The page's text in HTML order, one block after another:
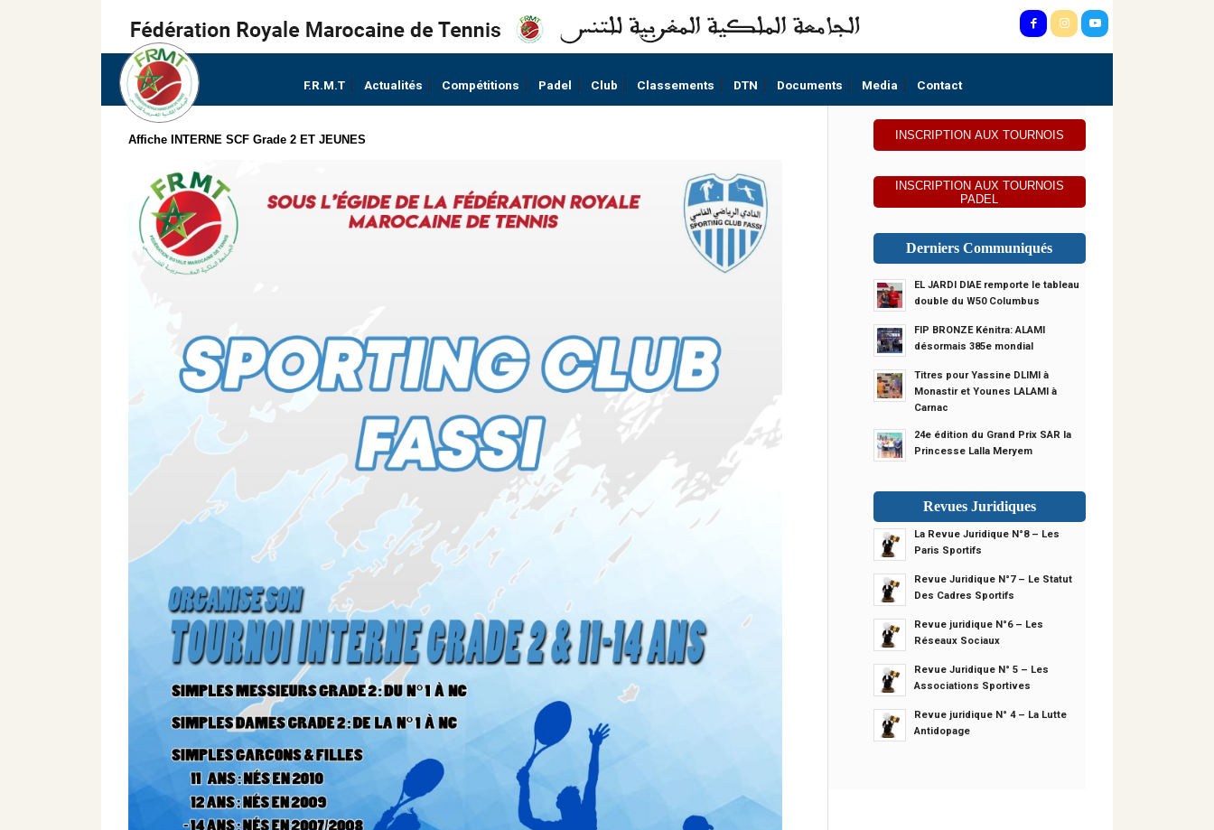
F.R.M.T Actualités Compétitions Padel Club Classements DTN Documents Media Contact
Affiche INTERNE SCF Grade 2 ET JEUNES INSCRIPTION AUX TOURNOIS
INSCRIPTION AUX TOURNOIS
PADEL
Derniers Communiqués
EL JARDI DIAE remporte le tableau
double du W50 Columbus
FIP BRONZE Kénitra: ALAMI
désormais 385e mondial
Titres pour Yassine DLIMI à
Monastir et Younes LALAMI à
Carnac
24e édition du Grand Prix SAR la
Princesse Lalla Meryem
Revues Juridiques
La Revue Juridique N°8 – Les
Paris Sportifs
Revue Juridique N°7 – Le Statut
Des Cadres Sportifs
Revue juridique N°6 – Les
Réseaux Sociaux
Revue Juridique N° 5 – Les
Associations Sportives
Revue juridique N° 4 – La Lutte
Antidopage